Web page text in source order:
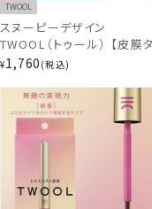
TWOOL
スヌーピーデザイン
TWOOL（トゥール） 【皮膜
プ】 専用プッシャー付き 3ml
¥1,760 税込